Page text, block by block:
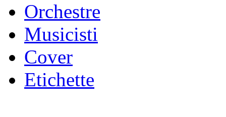
Orchestre
Musicisti
Cover
Etichette